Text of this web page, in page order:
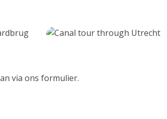
via ons formulier.